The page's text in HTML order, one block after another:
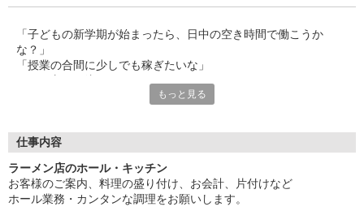
「子どもの新学期が始まったら、日中の空き時間で働こうか
な？」
「授業の合間に少しでも稼ぎたいな」
無理なくできるレギュラーワーク始めませんか？
■扶養内OK
■食事補助あり
1日2h〜・週2日〜働き方の相談OK。
もっと見る
仕事内容
ラーメン店のホール・キッチン
お客様のご案内、料理の盛り付け、お会計、片付けなど
ホール業務・カンタンな調理をお願いします。